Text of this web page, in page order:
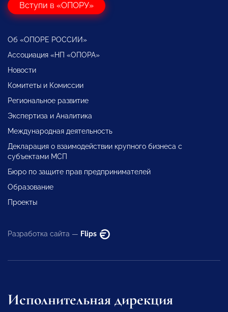
Вступи в «ОПОРУ»
Об «ОПОРЕ РОССИИ»
Ассоциация «НП «ОПОРА»
Новости
Комитеты и Комиссии
Региональное развитие
Экспертиза и Аналитика
Международная деятельность
Декларация о взаимодействии крупного бизнеса с
субъектами МСП
Бюро по защите прав предпринимателей
Образование
Проекты
Разработка сайта — Flips
Исполнительная дирекция